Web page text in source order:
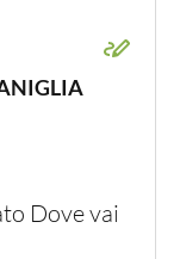
Dove vai